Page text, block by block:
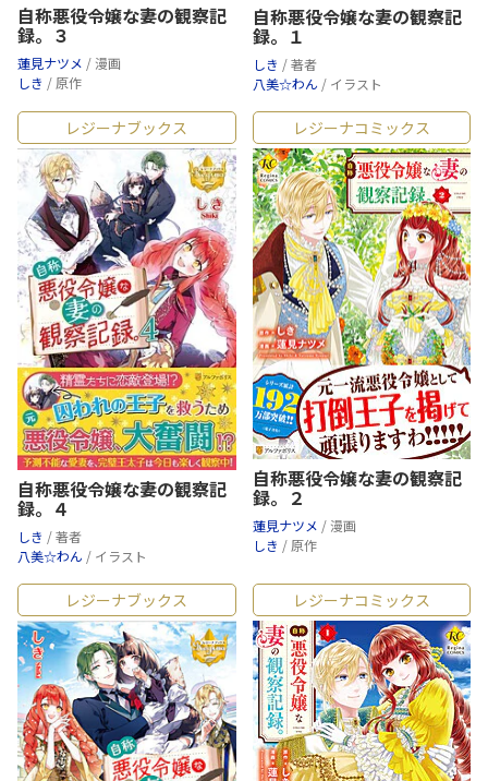
自称悪役令嬢な妻の観察記
録。３
蓮見ナツメ / 漫画
しき / 原作
自称悪役令嬢な妻の観察記
録。１
しき / 著者
八美☆わん / イラスト
レジーナブックス
自称悪役令嬢な妻の観察記
録。４
しき / 著者
八美☆わん / イラスト
レジーナコミックス
自称悪役令嬢な妻の観察記
録。２
蓮見ナツメ / 漫画
しき / 原作
レジーナブックス レジーナコミックス